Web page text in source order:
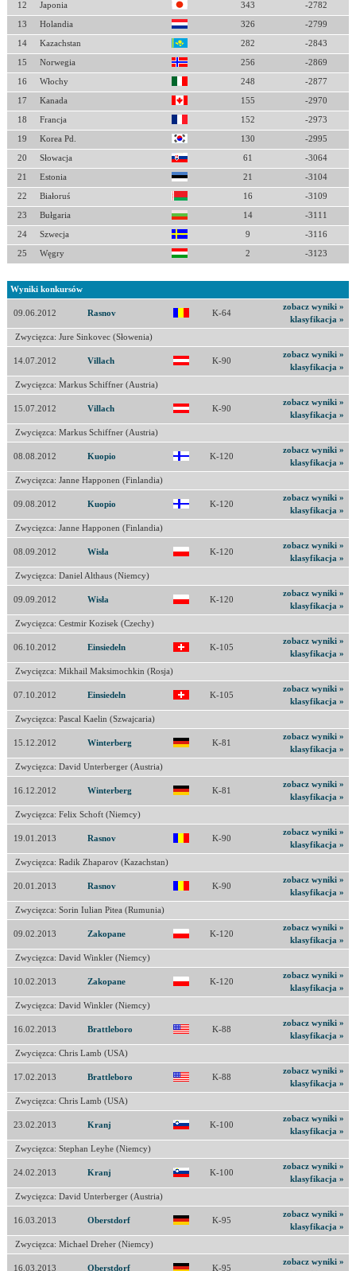
12 Japonia 343 -2782
13 Holandia 326 -2799
14 Kazachstan 282 -2843
15 Norwegia 256 -2869
16 Włochy 248 -2877
17 Kanada 155 -2970
18 Francja 152 -2973
19 Korea Pd. 130 -2995
20 Słowacja 61 -3064
21 Estonia 21 -3104
22 Białoruś 16 -3109
23 Bułgaria 14 -3111
24 Szwecja 9 -3116
25 Węgry 2 -3123
Wyniki konkursów
09.06.2012 Rasnov K-64
zobacz wyniki »
klasyfikacja »
Zwycięzca: Jure Sinkovec (Słowenia)
14.07.2012 Villach K-90
zobacz wyniki »
klasyfikacja »
Zwycięzca: Markus Schiffner (Austria)
15.07.2012 Villach K-90
zobacz wyniki »
klasyfikacja »
Zwycięzca: Markus Schiffner (Austria)
08.08.2012 Kuopio K-120
zobacz wyniki »
klasyfikacja »
Zwycięzca: Janne Happonen (Finlandia)
09.08.2012 Kuopio K-120
zobacz wyniki »
klasyfikacja »
Zwycięzca: Janne Happonen (Finlandia)
08.09.2012 Wisła K-120
zobacz wyniki »
klasyfikacja »
Zwycięzca: Daniel Althaus (Niemcy)
09.09.2012 Wisła K-120
zobacz wyniki »
klasyfikacja »
Zwycięzca: Cestmir Kozisek (Czechy)
06.10.2012 Einsiedeln K-105
zobacz wyniki »
klasyfikacja »
Zwycięzca: Mikhail Maksimochkin (Rosja)
07.10.2012 Einsiedeln K-105
zobacz wyniki »
klasyfikacja »
Zwycięzca: Pascal Kaelin (Szwajcaria)
15.12.2012 Winterberg K-81
zobacz wyniki »
klasyfikacja »
Zwycięzca: David Unterberger (Austria)
16.12.2012 Winterberg K-81
zobacz wyniki »
klasyfikacja »
Zwycięzca: Felix Schoft (Niemcy)
19.01.2013 Rasnov K-90
zobacz wyniki »
klasyfikacja »
Zwycięzca: Radik Zhaparov (Kazachstan)
20.01.2013 Rasnov K-90
zobacz wyniki »
klasyfikacja »
Zwycięzca: Sorin Iulian Pitea (Rumunia)
09.02.2013 Zakopane K-120
zobacz wyniki »
klasyfikacja »
Zwycięzca: David Winkler (Niemcy)
10.02.2013 Zakopane K-120
zobacz wyniki »
klasyfikacja »
Zwycięzca: David Winkler (Niemcy)
16.02.2013 Brattleboro K-88
zobacz wyniki »
klasyfikacja »
Zwycięzca: Chris Lamb (USA)
17.02.2013 Brattleboro K-88
zobacz wyniki »
klasyfikacja »
Zwycięzca: Chris Lamb (USA)
23.02.2013 Kranj K-100
zobacz wyniki »
klasyfikacja »
Zwycięzca: Stephan Leyhe (Niemcy)
24.02.2013 Kranj K-100
zobacz wyniki »
klasyfikacja »
Zwycięzca: David Unterberger (Austria)
16.03.2013 Oberstdorf K-95
zobacz wyniki »
klasyfikacja »
Zwycięzca: Michael Dreher (Niemcy)
16.03.2013 Oberstdorf K-95
zobacz wyniki »